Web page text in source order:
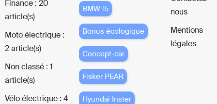
Finance : 20
article(s)
Moto électrique :
2 article(s)
Non classé : 1
article(s)
Vélo électrique : 4
BMW i5
Bonus écologique
Concept-car
Fisker PEAR
Hyundai Inster
nous
Mentions
légales